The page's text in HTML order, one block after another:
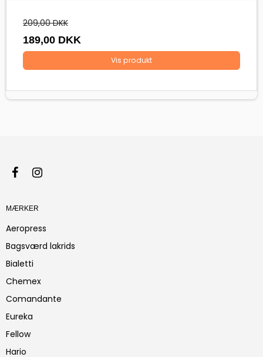
209,00 DKK
189,00 DKK
Vis produkt
MÆRKER
Aeropress
Bagsværd lakrids
Bialetti
Chemex
Comandante
Eureka
Fellow
Hario